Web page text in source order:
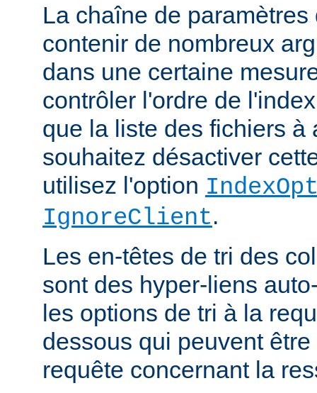
La chaîne de
contenir de nombreux
dans une certaine
contrôler l'ordre de
que la liste des fichiers à
souhaitez désactiver
utilisez l'option
IgnoreClient.
Les en-têtes de tri des
sont des hyper-liens
les options de tri à la
dessous qui peuvent
requête concernant la